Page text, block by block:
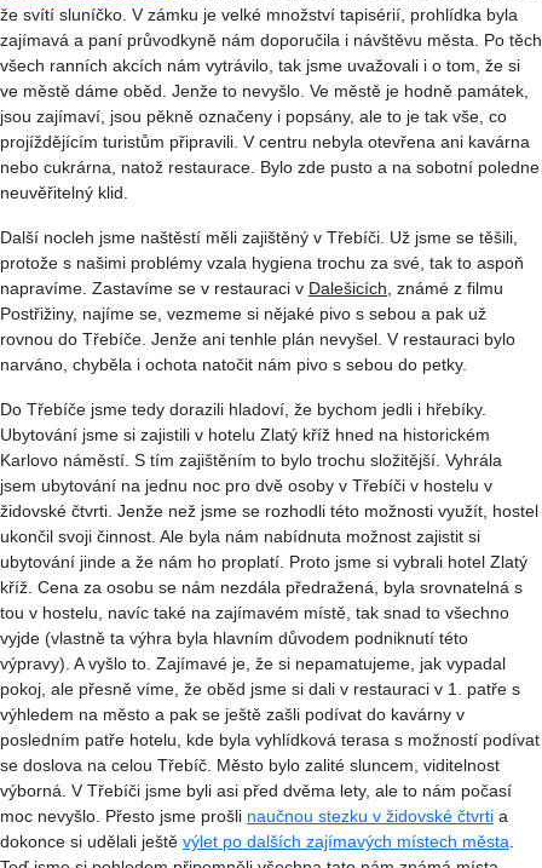
že svítí sluníčko. V zámku je velké množství tapisérií, prohlídka byla
zajímavá a paní průvodkyně nám doporučila i návštěvu města. Po těch
všech ranních akcích nám vytrávilo, tak jsme uvažovali i o tom, že si
ve městě dáme oběd. Jenže to nevyšlo. Ve městě je hodně památek,
jsou zajímaví, jsou pěkně označeny i popsány, ale to je tak vše, co
projíždějícím turistům připravili. V centru nebyla otevřena ani kavárna
nebo cukrárna, natož restaurace. Bylo zde pusto a na sobotní poledne
neuvěřitelný klid.
Další nocleh jsme naštěstí měli zajištěný v Třebíči. Už jsme se těšili,
protože s našimi problémy vzala hygiena trochu za své, tak to aspoň
napravíme. Zastavíme se v restauraci v Dalešicích , známé z filmu
Postřižiny, najíme se, vezmeme si nějaké pivo s sebou a pak už
rovnou do Třebíče. Jenže ani tenhle plán nevyšel. V restauraci bylo
narváno, chyběla i ochota natočit nám pivo s sebou do petky.
Do Třebíče jsme tedy dorazili hladoví, že bychom jedli i hřebíky.
Ubytování jsme si zajistili v hotelu Zlatý kříž hned na historickém
Karlovo náměstí. S tím zajištěním to bylo trochu složitější. Vyhrála
jsem ubytování na jednu noc pro dvě osoby v Třebíči v hostelu v
židovské čtvrti. Jenže než jsme se rozhodli této možnosti využít, hostel
ukončil svoji činnost. Ale byla nám nabídnuta možnost zajistit si
ubytování jinde a že nám ho proplatí. Proto jsme si vybrali hotel Zlatý
kříž. Cena za osobu se nám nezdála předražená, byla srovnatelná s
tou v hostelu, navíc také na zajímavém místě, tak snad to všechno
vyjde (vlastně ta výhra byla hlavním důvodem podniknutí této
výpravy). A vyšlo to. Zajímavé je, že si nepamatujeme, jak vypadal
pokoj, ale přesně víme, že oběd jsme si dali v restauraci v 1. patře s
výhledem na město a pak se ještě zašli podívat do kavárny v
posledním patře hotelu, kde byla vyhlídková terasa s možností podívat
se doslova na celou Třebíč. Město bylo zalité sluncem, viditelnost
výborná. V Třebíči jsme byli asi před dvěma lety, ale to nám počasí
moc nevyšlo. Přesto jsme prošli naučnou stezku v židovské čtvrti a
dokonce si udělali ještě výlet po dalších zajímavých místech města